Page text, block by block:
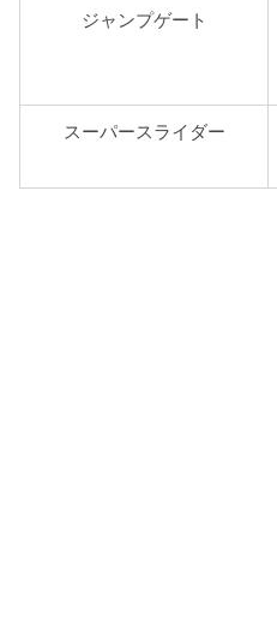
ジャンプゲート
スーパースライダー